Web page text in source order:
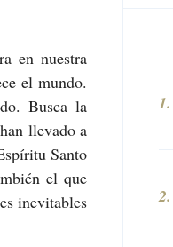
en nuestra
el mundo.
Busca la
llevado a
Santo
el que
inevitables